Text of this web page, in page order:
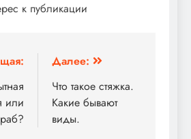
к публикации
или
Далее:
Что такое стяжка.
Какие бывают
виды.